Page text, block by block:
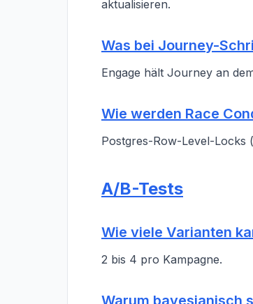
aktualisieren.
Was bei Journey-
Engage hält Journey an
Wie werden Race
Postgres-Row-Level-Locks (
A/B-Tests
Wie viele Varianten
2 bis 4 pro Kampagne.
Warum bayesianisch